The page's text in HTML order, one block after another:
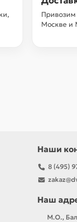
Привозим
Москве и
Наши
8 (495)
Наш
М.О.,